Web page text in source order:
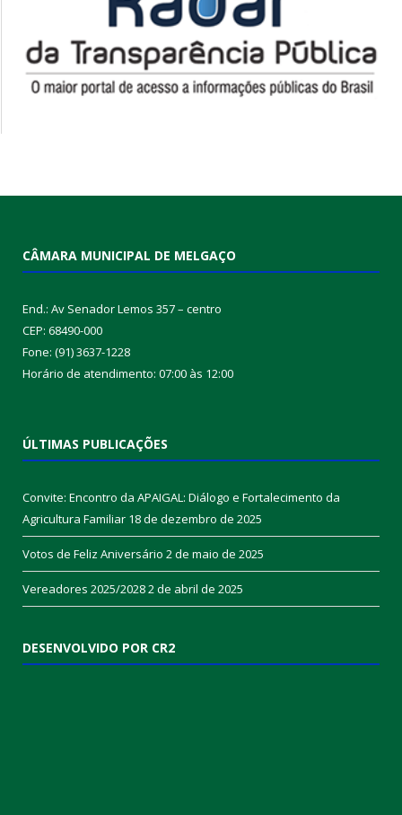
CÂMARA MUNICIPAL DE MELGAÇO
End.: Av Senador Lemos 357 – centro
CEP: 68490-000
Fone: (91) 3637-1228
Horário de atendimento: 07:00 às 12:00
ÚLTIMAS PUBLICAÇÕES
Convite: Encontro da APAIGAL: Diálogo e Fortalecimento da
Agricultura Familiar 18 de dezembro de 2025
Votos de Feliz Aniversário 2 de maio de 2025
Vereadores 2025/20282 de abril de 2025
DESENVOLVIDO POR CR2